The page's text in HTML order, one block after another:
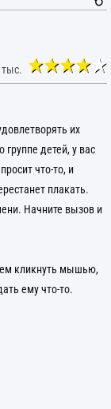
тыс.
их
детей, у вас
что-то, и
плакать.
Начните вызов и
кликнуть мышью,
ему что-то.